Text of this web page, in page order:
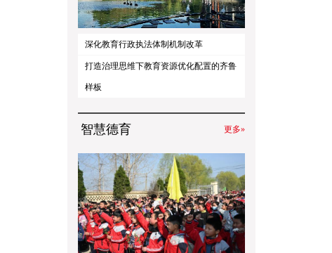
深化教育行政执法体制机制改革
打造治理思维下教育资源优化配置的齐鲁
样板
智慧德育 更多»